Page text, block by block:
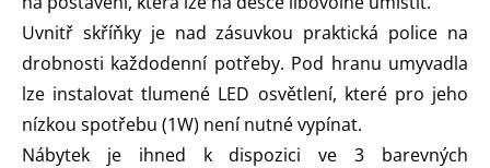
Uvnitř skříňky je nad zásuvkou praktická police na
drobnosti každodenní potřeby. Pod hranu umyvadla
lze instalovat tlumené LED osvětlení, které pro jeho
nízkou spotřebu (1W) není nutné vypínat.
Nábytek je ihned k dispozici ve 3 barevných